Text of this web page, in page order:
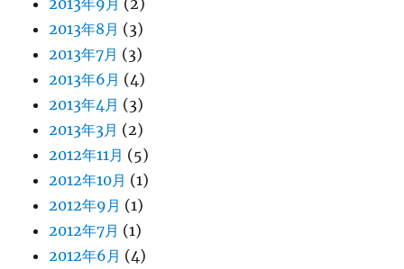
2013年8月 (3)
2013年7月 (3)
2013年6月 (4)
2013年4月 (3)
2013年3月 (2)
2012年11月 (5)
2012年10月 (1)
2012年9月 (1)
2012年7月 (1)
2012年6月 (4)